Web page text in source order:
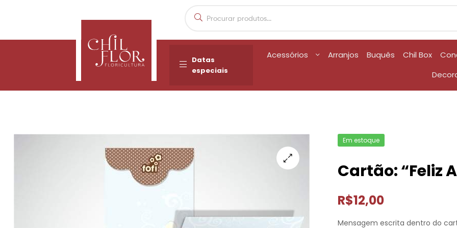
Datas
especiais
Acessórios Arranjos Buquês Chil Box
Em estoque
Cartão: “Feliz
R$12,00
Mensagem escrita dentro do